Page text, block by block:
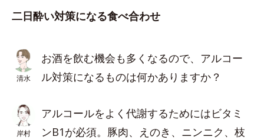
二日酔い対策になる食べ合わせ
清水
お酒を飲む機会も多くなるので、アルコー
ル対策になるものは何かありますか？
岸村
アルコールをよく代謝するためにはビタミ
ンB1が必須。豚肉、えのき、ニンニク、枝